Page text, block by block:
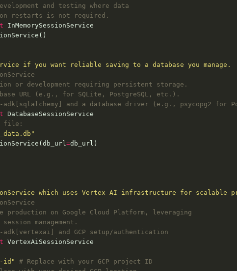
and testing where data
restarts is not required.
if you want reliable saving to a database you manage.
or development requiring persistent storage.
URL (e.g., for SQLite, PostgreSQL, etc.).
and a database driver (e.g., psycopg2 for
file:
=
which uses Vertex AI infrastructure for scalable
on Google Cloud Platform, leveraging
management.
and GCP setup/authentication
id"
# Replace with your GCP project ID